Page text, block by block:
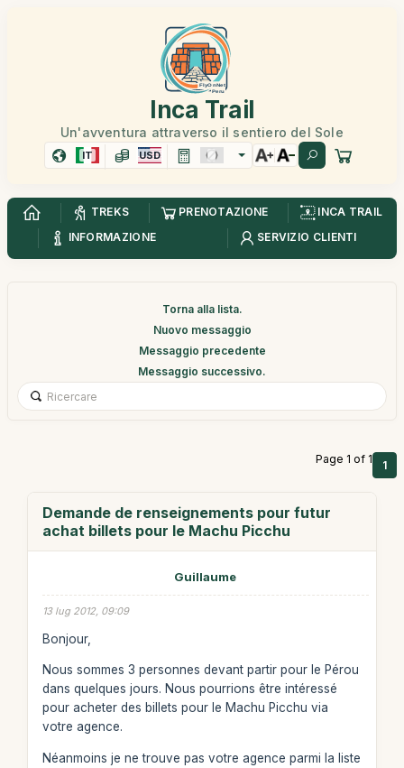
Inca Trail
Un'avventura attraverso il sentiero del Sole
IT USD
TREKS PRENOTAZIONE
INCA TRAIL
INFORMAZIONE
SERVIZIO CLIENTI
Torna alla lista.
Nuovo messaggio
Messaggio precedente
Messaggio successivo.
Page 1 of 1 1
Demande de renseignements pour futur
achat billets pour le Machu Picchu
Guillaume
13 lug 2012, 09:09
Bonjour,
Nous sommes 3 personnes devant partir pour le Pérou
dans quelques jours. Nous pourrions être intéressé
pour acheter des billets pour le Machu Picchu via
votre agence.
Néanmoins je ne trouve pas votre agence parmi la liste